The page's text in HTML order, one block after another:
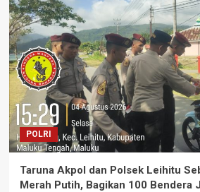
POLRI
Taruna Akpol dan Polsek Leihitu
Merah Putih, Bagikan 100 Bendera